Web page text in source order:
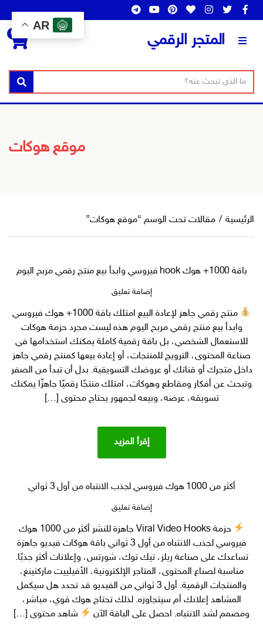
المتجر الرقمي
س
ف
ص
ا
بحث
0
موقع هوكات
الرئيسية / مقالات تحت الوسم “موقع هوكات”
باقة 1000+ هوك hook فيروسي وابدأ بيع منتج رقمي مربح اليوم
إضافة تعليقعلى
1000+
هوك
hook
فيروسي
وابدأ
بيع منتج
مربح اليوم
منتج رقمي جاهز لإعادة البيع امتلك باقة 1000+ هوك فيروسي
وابدأ بيع منتج رقمي مربح اليوم هذه ليست مجرد حزمة هوكات
للاستعمال الشخصي، بل باقة رقمية كاملة يمكنك استخدامها في
صناعة المحتوى، الترويج للمنتجات، أو إعادة بيعها كمنتج رقمي جاهز
داخل متجرك أو قناتك أو عروضك التسويقية. بدل أن تبدأ من الصفر
وتبحث عن أفكار ومقاطع وهوكات، امتلك منتجًا رقميًا جاهزًا يمكنك
تسويقه، عرضه، وبيعه لجمهور يحتاج محتوى […]
إقرأ المزيد
أكثر من 1000 هوك فيروسي لجذب الانتباه من أول 3 ثواني
إضافة تعليقعلى
من 1000
هوك فيروسي
لجذب
الانتباه
من
أول
ثواني
حزمة Viral Video Hooks جاهزة للنشر أكثر من 1000 هوك
فيروسي لجذب الانتباه من أول 3 ثواني باقة هوكات فيديو جاهزة
تساعدك على صناعة ريلز، تيك توك، شورتس، وإعلانات أكثر جذبًا.
مناسبة لصناع المحتوى، المتاجر الإلكترونية، الأفيلييت ماركتينغ،
والمنتجات الرقمية. أول 3 ثواني من الفيديو قد تحدد هل سيكمل
المشاهد إعلانك أم سيتجاوزه. لذلك تحتاج هوك قوي، مباشر،
ومصمم لشد الانتباه. احصل على الباقة الآن
شاهد محتوى […]
AR